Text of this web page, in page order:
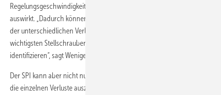
Regelungsgeschwindigkeit auf die Wirtschaftlichkeit eines Speichers
auswirkt. „Dadurch können Hersteller Rückschlüsse über die Relevanz
der unterschiedlichen Verlustmechanismen ziehen und die
wichtigsten Stellschrauben zur Verbesserung der Systemeffizienz
identifizieren“, sagt Weniger.
Der SPI kann aber nicht nur von den Herstellern genutzt werden, um
die einzelnen Verluste auszumerzen. Der Index kann auch zur